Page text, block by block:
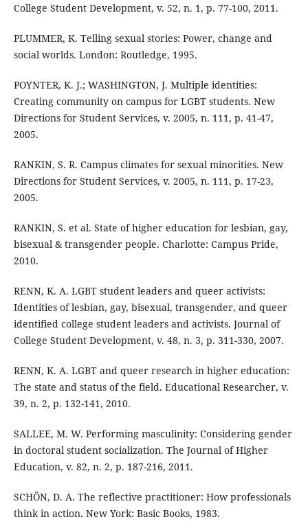
College Student Development, v. 52, n. 1, p. 77-100, 2011.
PLUMMER, K. Telling sexual stories: Power, change and
social worlds. London: Routledge, 1995.
POYNTER, K. J.; WASHINGTON, J. Multiple identities:
Creating community on campus for LGBT students. New
Directions for Student Services, v. 2005, n. 111, p. 41-47,
2005.
RANKIN, S. R. Campus climates for sexual minorities. New
Directions for Student Services, v. 2005, n. 111, p. 17-23,
2005.
RANKIN, S. et al. State of higher education for lesbian, gay,
bisexual & transgender people. Charlotte: Campus Pride,
2010.
RENN, K. A. LGBT student leaders and queer activists:
Identities of lesbian, gay, bisexual, transgender, and queer
identified college student leaders and activists. Journal of
College Student Development, v. 48, n. 3, p. 311-330, 2007.
RENN, K. A. LGBT and queer research in higher education:
The state and status of the field. Educational Researcher, v.
39, n. 2, p. 132-141, 2010.
SALLEE, M. W. Performing masculinity: Considering gender
in doctoral student socialization. The Journal of Higher
Education, v. 82, n. 2, p. 187-216, 2011.
SCHÖN, D. A. The reflective practitioner: How professionals
think in action. New York: Basic Books, 1983.